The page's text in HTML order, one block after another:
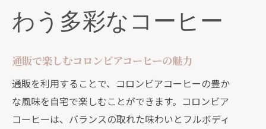
わう多彩なコーヒー
通販で楽しむコロンビアコーヒーの魅力
通販を利用することで、コロンビアコーヒーの豊か
な風味を自宅で楽しむことができます。コロンビア
コーヒーは、バランスの取れた味わいとフルボディ